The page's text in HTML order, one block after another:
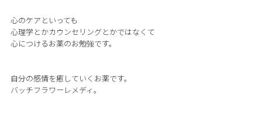
心のケアといっても
心理学とかカウンセリングとかではなくて
心につけるお薬のお勉強です。
自分の感情を癒していくお薬です。
バッチフラワーレメディ。